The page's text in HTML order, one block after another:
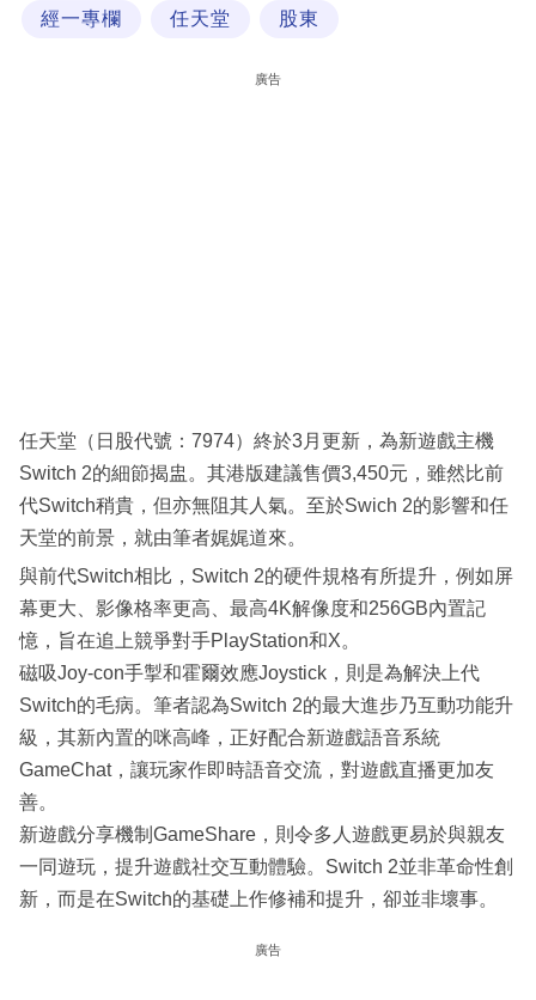
區
經一專欄 任天堂 股東
廣告
任天堂（日股代號：7974）終於3月更新，為新遊戲主機
Switch 2的細節揭盅。其港版建議售價3,450元，雖然比前
代Switch稍貴，但亦無阻其人氣。至於Swich 2的影響和任
天堂的前景，就由筆者娓娓道來。
與前代Switch相比，Switch 2的硬件規格有所提升，例如屏
幕更大、影像格率更高、最高4K解像度和256GB內置記
憶，旨在追上競爭對手PlayStation和X。
磁吸Joy-con手掣和霍爾效應Joystick，則是為解決上代
Switch的毛病。筆者認為Switch 2的最大進步乃互動功能升
級，其新內置的咪高峰，正好配合新遊戲語音系統
GameChat，讓玩家作即時語音交流，對遊戲直播更加友
善。
新遊戲分享機制GameShare，則令多人遊戲更易於與親友
一同遊玩，提升遊戲社交互動體驗。Switch 2並非革命性創
新，而是在Switch的基礎上作修補和提升，卻並非壞事。
廣告